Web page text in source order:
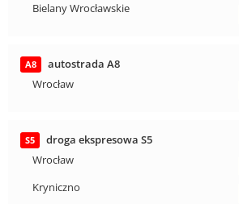
Bielany Wrocławskie
A8
autostrada A8
Wrocław
S5
droga ekspresowa S5
Wrocław
Kryniczno